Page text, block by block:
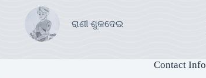
ରାଣୀ ଶୁକଦେଇ
Contact Info